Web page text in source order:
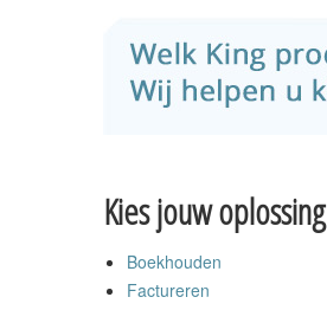
Kies jouw oplossing
Boekhouden
Factureren